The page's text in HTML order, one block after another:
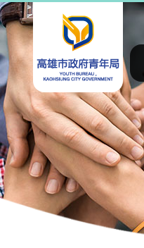
跳到主要內容區塊